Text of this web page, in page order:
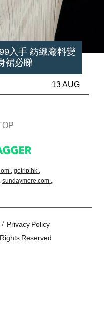
入手 紡織廢料變
裙必睇
13 AUG
, gotrip.hk ,
sundaymore.com ,
/ Privacy Policy
Reserved